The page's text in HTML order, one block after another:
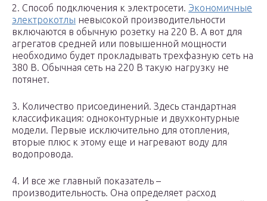
2. Способ подключения к электросети. Экономичные
электрокотлы невысокой производительности
включаются в обычную розетку на 220 В. А вот для
агрегатов средней или повышенной мощности
необходимо будет прокладывать трехфазную сеть на
380 В. Обычная сеть на 220 В такую нагрузку не
потянет.
3. Количество присоединений. Здесь стандартная
классификация: одноконтурные и двухконтурные
модели. Первые исключительно для отопления,
вторые плюс к этому еще и нагревают воду для
водопровода.
4. И все же главный показатель –
производительность. Она определяет расход